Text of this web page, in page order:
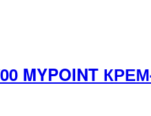
8/00